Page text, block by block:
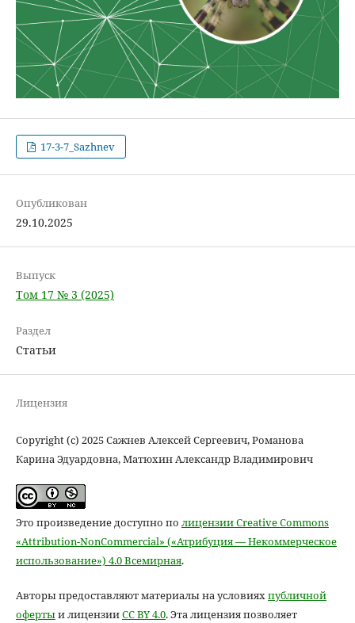
17-3-7_Sazhnev
Опубликован
29.10.2025
Выпуск
Том 17 № 3 (2025)
Раздел
Статьи
Лицензия
Copyright (c) 2025 Сажнев Алексей Сергеевич, Романова
Карина Эдуардовна, Матюхин Александр Владимирович
Это произведение доступно по лицензии Creative Commons
«Attribution-NonCommercial» («Атрибуция — Некоммерческое
использование») 4.0 Всемирная.
Авторы предоставляют материалы на условияхпубличной
офертыи лицензииCC BY 4.0. Эта лицензия позволяет